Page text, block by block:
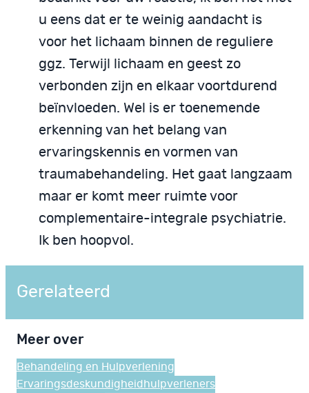
u eens dat er te weinig aandacht is
voor het lichaam binnen de reguliere
ggz. Terwijl lichaam en geest zo
verbonden zijn en elkaar voortdurend
beïnvloeden. Wel is er toenemende
erkenning van het belang van
ervaringskennis en vormen van
traumabehandeling. Het gaat langzaam
maar er komt meer ruimte voor
complementaire-integrale psychiatrie.
Ik ben hoopvol.
Gerelateerd
Meer over
Behandeling en Hulpverlening
Ervaringsdeskundigheid hulpverleners